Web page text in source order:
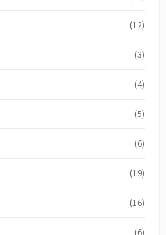
(12)
(3)
(4)
(5)
(6)
(19)
(16)
(6)